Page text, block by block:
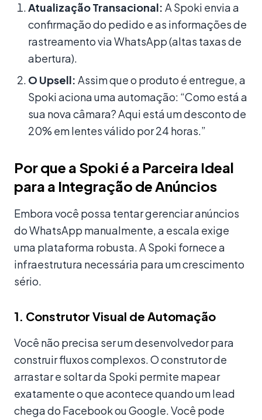
Atualização Transacional: A Spoki envia a
confirmação do pedido e as informações de
rastreamento via WhatsApp (altas taxas de
abertura).
O Upsell: Assim que o produto é entregue, a
Spoki aciona uma automação: “Como está a
sua nova câmara? Aqui está um desconto de
20% em lentes válido por 24 horas.”
Por que a Spoki é a Parceira Ideal
para a Integração de Anúncios
Embora você possa tentar gerenciar anúncios
do WhatsApp manualmente, a escala exige
uma plataforma robusta. A Spoki fornece a
infraestrutura necessária para um crescimento
sério.
1. Construtor Visual de Automação
Você não precisa ser um desenvolvedor para
construir fluxos complexos. O construtor de
arrastar e soltar da Spoki permite mapear
exatamente o que acontece quando um lead
chega do Facebook ou Google. Você pode